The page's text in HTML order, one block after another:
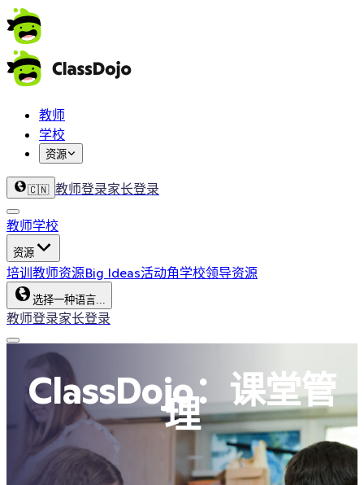
教师
学校
资源
🇨🇳 教师登录家长登录
教师学校
资源
培训 教师资源Big Ideas活动角学校领导资源
选择一种语言...
教师登录家长登录
ClassDojo：课堂管
理